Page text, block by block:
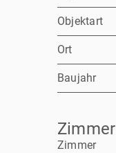
Objektart
Ort
Baujahr
Zimmer
Zimmer